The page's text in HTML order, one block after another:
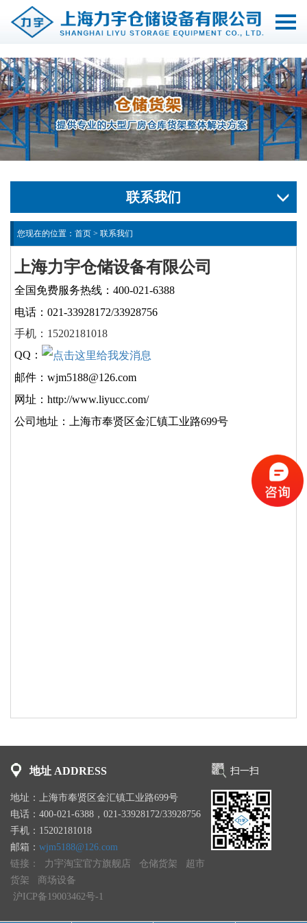
切
航
联系我们
您现在的位置： 首页 > 联系我们
上海力宇仓储设备有限公司
全国免费服务热线：400-021-6388
电话：021-33928172/33928756
手机：15202181018
QQ：
邮件：wjm5188@126.com
网址：http://www.liyucc.com/
公司地址：上海市奉贤区金汇镇工业路699号
地址 ADDRESS
地址：上海市奉贤区金汇镇工业路699号
电话：400-021-6388，021-33928172/33928756
手机：15202181018
邮箱： wjm5188@126.com
链接：
力宇淘宝官方旗舰店 仓储货架
超市
货架
商场设备
沪ICP备19003462号-1
扫一扫